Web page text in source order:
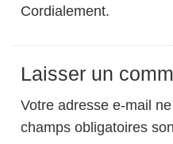
Cordialement.
Laisser un
Votre adresse e-mail
champs obligatoires